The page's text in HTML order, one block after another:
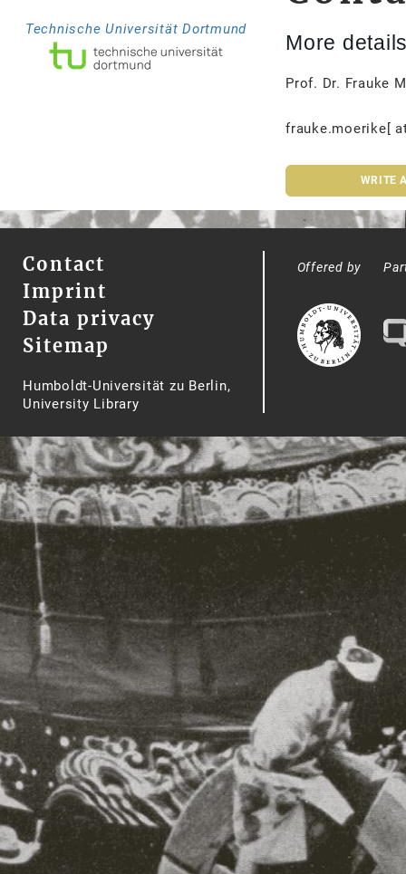
Technische Universität Dortmund
More
Prof. Dr. Frauke
frauke.moerike[
WRITE
Contact
Imprint
Data privacy
Sitemap
Humboldt-Universität zu Berlin,
University Library
Offered by